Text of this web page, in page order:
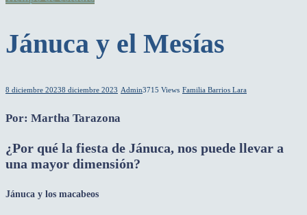
Jánuca y el Mesías
8 diciembre 20238 diciembre 2023 Admin3715 Views Familia Barrios Lara
Por: Martha Tarazona
¿Por qué la fiesta de Jánuca, nos puede llevar a
una mayor dimensión?
Jánuca y los macabeos